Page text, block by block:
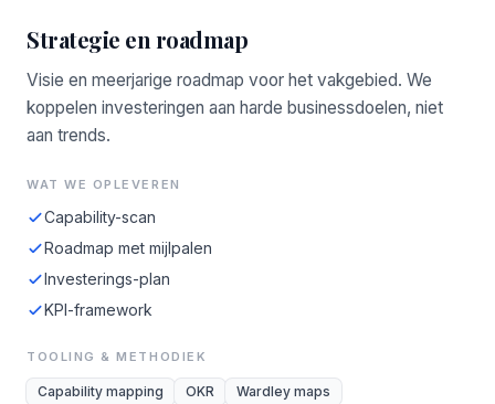
Strategie en roadmap
Visie en meerjarige roadmap voor het vakgebied. We
koppelen investeringen aan harde businessdoelen, niet
aan trends.
WAT WE OPLEVEREN
Capability-scan
Roadmap met mijlpalen
Investerings-plan
KPI-framework
TOOLING & METHODIEK
Capability mapping OKR Wardley maps